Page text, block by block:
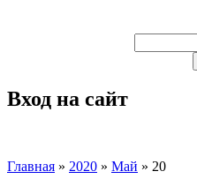
Вход на сайт
Главная » 2020 » Май » 20